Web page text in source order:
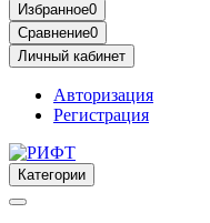
Избранное0
Сравнение0
Личный кабинет
Авторизация
Регистрация
Категории